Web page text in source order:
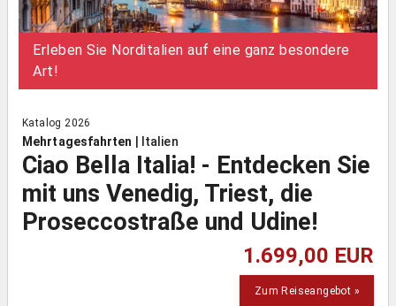
Erleben Sie Norditalien auf eine ganz besondere
Art!
Katalog 2026
Mehrtagesfahrten Italien
Ciao Bella Italia! - Entdecken Sie
mit uns Venedig, Triest, die
Proseccostraße und Udine!
1.699,00 EUR
Zum Reiseangebot »